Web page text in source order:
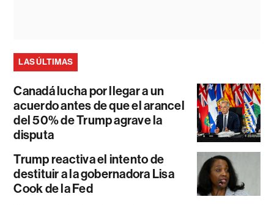
LAS ÚLTIMAS
Canadá lucha por llegar a un
acuerdo antes de que el arancel
del 50% de Trump agrave la
disputa
Trump reactiva el intento de
destituir a la gobernadora Lisa
Cook de la Fed